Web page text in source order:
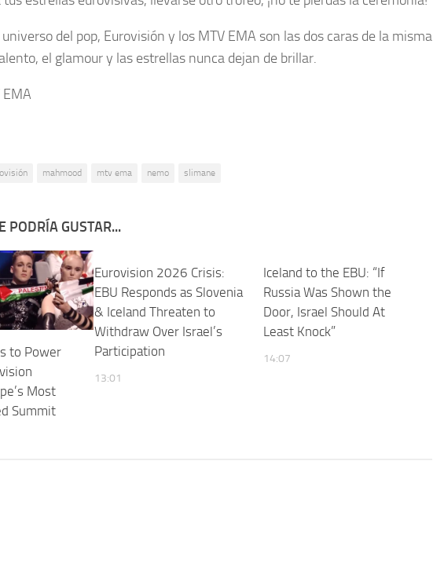
del pop, Eurovisión y los MTV EMA son las dos caras de la misma
el glamour y las estrellas nunca dejan de brillar.
mahmood mtv ema nemo slimane
PODRÍA GUSTAR...
to Power
Most
Summit
Eurovision 2026 Crisis:
EBU Responds as Slovenia
& Iceland Threaten to
Withdraw Over Israel’s
Participation
13:01
Iceland to the EBU: “If
Russia Was Shown the
Door, Israel Should At
Least Knock”
14:07